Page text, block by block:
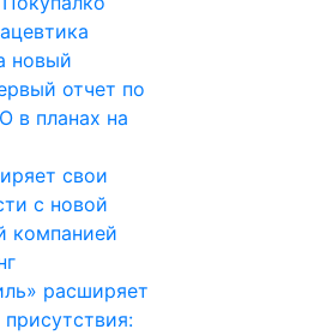
новый
отчет по
в планах на
свои
с новой
компанией
расширяет